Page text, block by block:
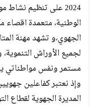
2024 على تنظيم
الوطنية، متعمدة اقصاء
الجهوي،و تشهد مهنة
لجميع الأوراش
مستمر ونفس مواطناتي
وإذ نعتبر كفاعلين
المديرة الجهوية لقطاع